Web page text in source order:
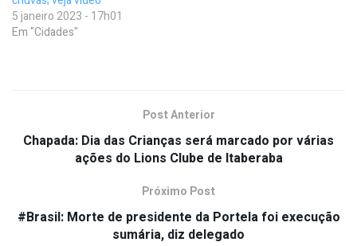
5 janeiro 2023 - 17h01
Em "Cidades"
Post Anterior
Chapada: Dia das Crianças será marcado por várias
ações do Lions Clube de Itaberaba
Próximo Post
#Brasil: Morte de presidente da Portela foi execução
sumária, diz delegado